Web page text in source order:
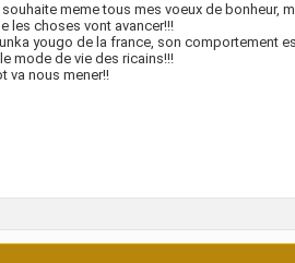
meme tous mes voeux de bonheur,
les choses vont avancer!!!
yougo de la france, son comportement
mode de vie des ricains!!!
va nous mener!!